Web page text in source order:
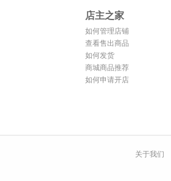
店主之家
如何管理店铺
查看售出商品
如何发货
商城商品推荐
如何申请开店
关于我们